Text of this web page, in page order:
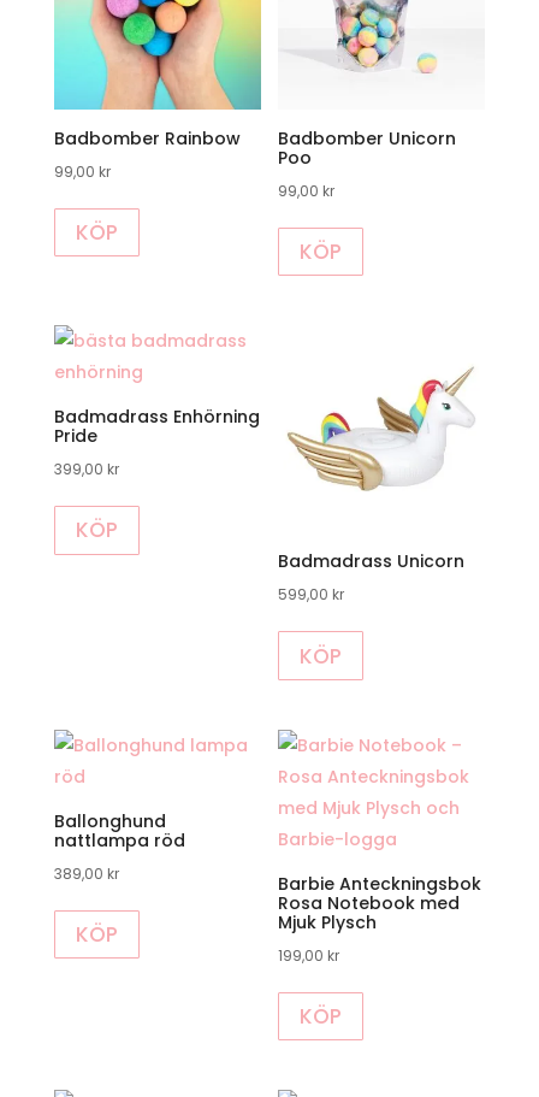
olika
alternativen
kan
väljas
på
Badbomber Rainbow
99,00 kr
KÖP
Badbomber Unicorn
Poo
99,00 kr
KÖP
Badmadrass Enhörning
Pride
399,00 kr
KÖP
Badmadrass Unicorn
599,00 kr
KÖP
Ballonghund
nattlampa röd
389,00 kr
KÖP
Barbie Anteckningsbok
Rosa Notebook med
Mjuk Plysch
199,00 kr
KÖP